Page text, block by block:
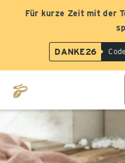
Für kurze Zeit mit der
DANKE26